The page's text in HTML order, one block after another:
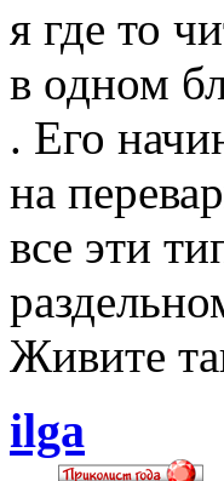
я где то
в одном
. Его
на
все эти
Живите
ilga